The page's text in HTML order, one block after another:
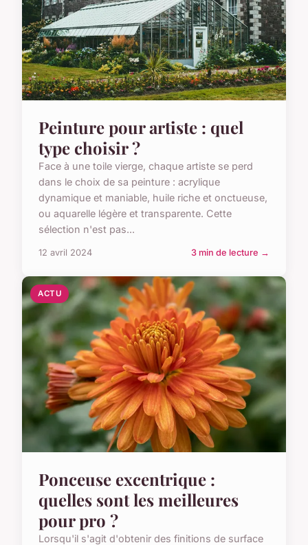
Peinture pour artiste : quel
type choisir ?
Face à une toile vierge, chaque artiste se perd
dans le choix de sa peinture : acrylique
dynamique et maniable, huile riche et onctueuse,
ou aquarelle légère et transparente. Cette
sélection n'est pas...
12 avril 2024 3 min de lecture →
ACTU
Ponceuse excentrique :
quelles sont les meilleures
pour pro ?
Lorsqu'il s'agit d'obtenir des finitions de surface